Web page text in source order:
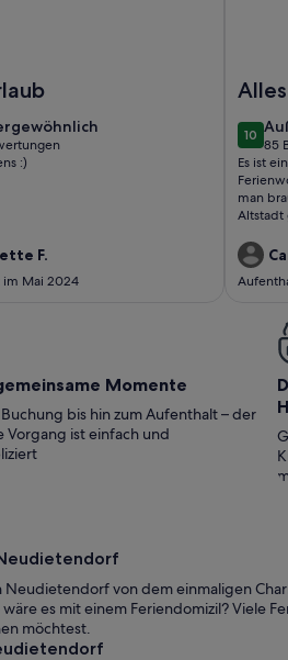
:)
F.
Mai 2024
101085
(85
Es ist
man
Altstadt
Momente
bis hin zum Aufenthalt – der
Vorgang ist einfach und
Neudietendorf von dem einmaligen
es mit einem Feriendomizil?
möchtest.